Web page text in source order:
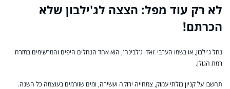
לא רק עוד מפל: הצצה לג'ילבון שלא
הכרתם!
נחל ג'ילבון, או בשמו הערבי 'ואדי ג'לבינה', הוא אחד הנחלים היפים והמרשימים במזרח
רמת הגולן.
תחשבו על קניון בזלתי עמוק, צמחייה ירוקה ועשירה, ומים שזורמים בעוצמה כל השנה.